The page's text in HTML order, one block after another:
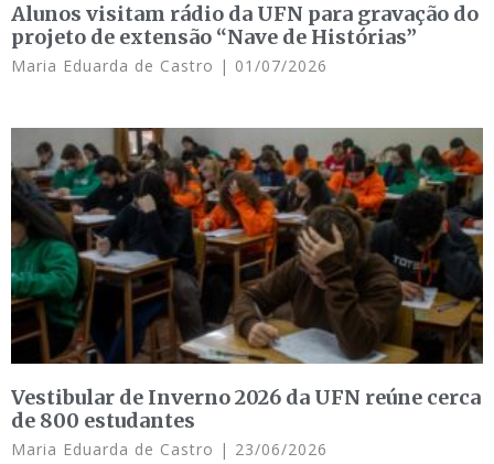
Alunos visitam rádio da UFN para gravação do
projeto de extensão “Nave de Histórias”
Maria Eduarda de Castro 01/07/2026
Vestibular de Inverno 2026 da UFN reúne cerca
de 800 estudantes
Maria Eduarda de Castro 23/06/2026